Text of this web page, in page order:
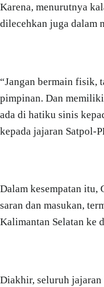
Karena, menurutnya
dilecehkan juga dalam
“Jangan bermain fisik,
pimpinan. Dan
ada di hatiku sinis
kepada jajaran Satpol-
Dalam kesempatan itu,
saran dan masukan,
Kalimantan Selatan ke
Diakhir, seluruh jajaran